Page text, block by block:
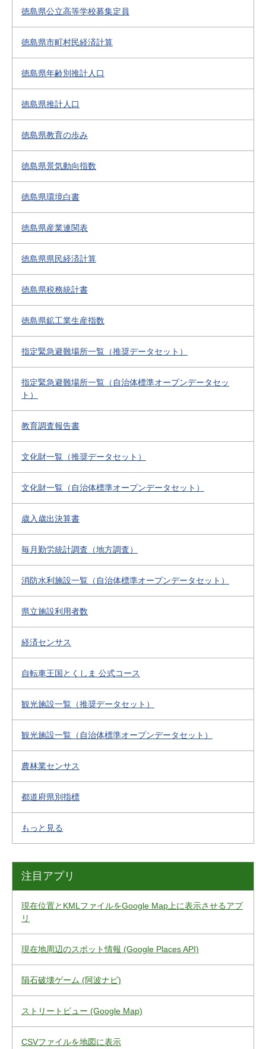
徳島県公立高等学校募集定員
徳島県市町村民経済計算
徳島県年齢別推計人口
徳島県推計人口
徳島県教育の歩み
徳島県景気動向指数
徳島県環境白書
徳島県産業連関表
徳島県県民経済計算
徳島県税務統計書
徳島県鉱工業生産指数
指定緊急避難場所一覧（推奨データセット）
指定緊急避難場所一覧（自治体標準オープンデータセッ
ト）
教育調査報告書
文化財一覧（推奨データセット）
文化財一覧（自治体標準オープンデータセット）
歳入歳出決算書
毎月勤労統計調査（地方調査）
消防水利施設一覧（自治体標準オープンデータセット）
県立施設利用者数
経済センサス
自転車王国とくしま 公式コース
観光施設一覧（推奨データセット）
観光施設一覧（自治体標準オープンデータセット）
農林業センサス
都道府県別指標
もっと見る
注目アプリ
現在位置とKMLファイルをGoogle Map上に表示させるアプ
リ
現在地周辺のスポット情報 (Google Places API)
隕石破壊ゲーム (阿波ナビ)
ストリートビュー (Google Map)
CSVファイルを地図に表示